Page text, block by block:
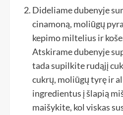
Dideliame dubenyje
cinamoną, moliūgų
kepimo miltelius ir
Atskirame dubenyje
tada supilkite rudąjį
cukrų, moliūgų tyrę ir
ingredientus į šlapią
maišykite, kol viskas